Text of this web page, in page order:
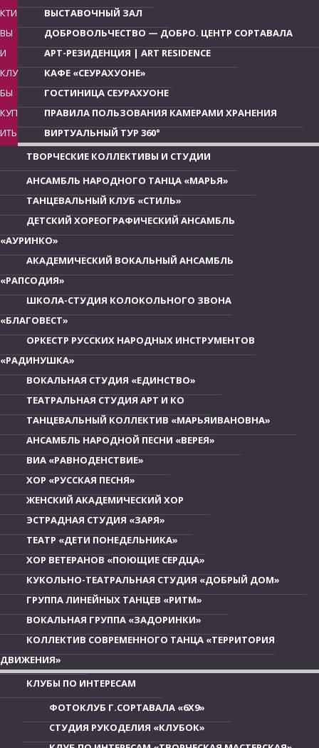
ВЫСТАВОЧНЫЙ ЗАЛ
ДОБРОВОЛЬЧЕСТВО — ДОБРО. ЦЕНТР СОРТАВАЛА
АРТ-РЕЗИДЕНЦИЯ | ART RESIDENCE
КАФЕ «СЕУРАХУОНЕ»
ГОСТИНИЦА СЕУРАХУОНЕ
ПРАВИЛА ПОЛЬЗОВАНИЯ КАМЕРАМИ ХРАНЕНИЯ
ВИРТУАЛЬНЫЙ ТУР 360°
КТИ
ВЫ
И
КЛУ
БЫ
ТВОРЧЕСКИЕ КОЛЛЕКТИВЫ И СТУДИИ
АНСАМБЛЬ НАРОДНОГО ТАНЦА «МАРЬЯ»
ТАНЦЕВАЛЬНЫЙ КЛУБ «СТИЛЬ»
ДЕТСКИЙ ХОРЕОГРАФИЧЕСКИЙ АНСАМБЛЬ
«АУРИНКО»
АКАДЕМИЧЕСКИЙ ВОКАЛЬНЫЙ АНСАМБЛЬ
«РАПСОДИЯ»
ШКОЛА-СТУДИЯ КОЛОКОЛЬНОГО ЗВОНА
«БЛАГОВЕСТ»
ОРКЕСТР РУССКИХ НАРОДНЫХ ИНСТРУМЕНТОВ
«РАДИНУШКА»
ВОКАЛЬНАЯ СТУДИЯ «ЕДИНСТВО»
ТЕАТРАЛЬНАЯ СТУДИЯ АРТ И КО
ТАНЦЕВАЛЬНЫЙ КОЛЛЕКТИВ «МАРЬЯИВАНОВНА»
АНСАМБЛЬ НАРОДНОЙ ПЕСНИ «ВЕРЕЯ»
ВИА «РАВНОДЕНСТВИЕ»
ХОР «РУССКАЯ ПЕСНЯ»
ЖЕНСКИЙ АКАДЕМИЧЕСКИЙ ХОР
ЭСТРАДНАЯ СТУДИЯ «ЗАРЯ»
ТЕАТР «ДЕТИ ПОНЕДЕЛЬНИКА»
ХОР ВЕТЕРАНОВ «ПОЮЩИЕ СЕРДЦА»
КУКОЛЬНО-ТЕАТРАЛЬНАЯ СТУДИЯ «ДОБРЫЙ ДОМ»
ГРУППА ЛИНЕЙНЫХ ТАНЦЕВ «РИТМ»
ВОКАЛЬНАЯ ГРУППА «ЗАДОРИНКИ»
КОЛЛЕКТИВ СОВРЕМЕННОГО ТАНЦА «ТЕРРИТОРИЯ
ДВИЖЕНИЯ»
КЛУБЫ ПО ИНТЕРЕСАМ
ФОТОКЛУБ Г.СОРТАВАЛА «6Х9»
СТУДИЯ РУКОДЕЛИЯ «КЛУБОК»
КУП
ИТЬ